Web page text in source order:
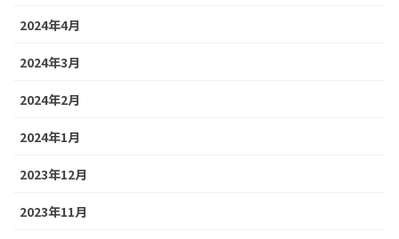
2024年4月
2024年3月
2024年2月
2024年1月
2023年12月
2023年11月